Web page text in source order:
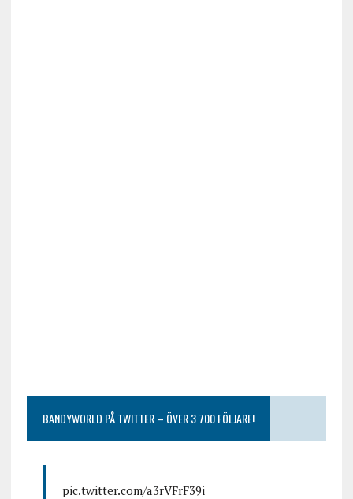
BANDYWORLD PÅ TWITTER – ÖVER 3 700 FÖLJARE!
pic.twitter.com/a3rVFrF39i